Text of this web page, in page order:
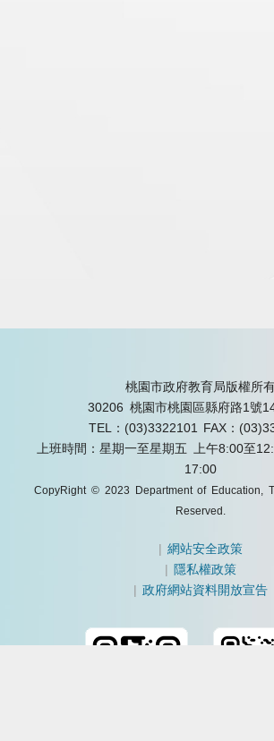
桃園市政府教育局版權所
30206 桃園市桃園區縣府路1號
TEL：(03)3322101
FAX：
上班時間：星期一至星期五 上午8:00至
17:00
CopyRight © 2023 Department of Education,
Reserved.
|網站安全政策
| 隱私權政策
|政府網站資料開放宣告